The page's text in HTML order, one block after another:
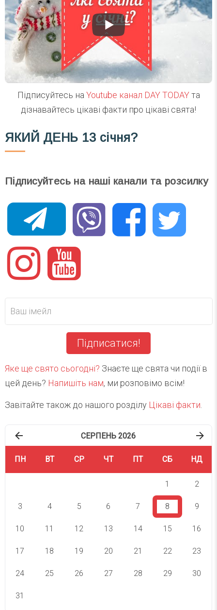
Підписуйтесь на Youtube канал DAY TODAYта
дізнавайтесь цікаві факти про цікаві свята!
ЯКИЙ ДЕНЬ 13 січня?
Підписуйтесь на наші канали та розсилку
Підписатися!
Яке ще свято сьогодні? Знаєте ще свята чи події в
цей день? Напишіть нам, ми розповімо всім!
Завітайте також до нашого розділу Цікаві факти.
СЕРПЕНЬ 2026
ПН ВТ СР ЧТ ПТ СБ НД
1 2
3 4 5 6 7 8 9
10 11 12 13 14 15 16
17 18 19 20 21 22 23
24 25 26 27 28 29 30
31